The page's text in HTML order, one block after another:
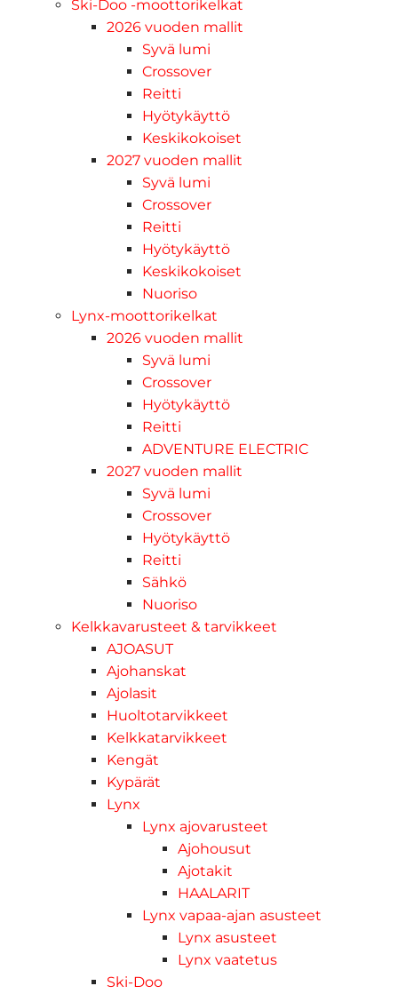
Ski-Doo -moottorikelkat
2026 vuoden mallit
Syvä lumi
Crossover
Reitti
Hyötykäyttö
Keskikokoiset
2027 vuoden mallit
Syvä lumi
Crossover
Reitti
Hyötykäyttö
Keskikokoiset
Nuoriso
Lynx-moottorikelkat
2026 vuoden mallit
Syvä lumi
Crossover
Hyötykäyttö
Reitti
ADVENTURE ELECTRIC
2027 vuoden mallit
Syvä lumi
Crossover
Hyötykäyttö
Reitti
Sähkö
Nuoriso
Kelkkavarusteet & tarvikkeet
AJOASUT
Ajohanskat
Ajolasit
Huoltotarvikkeet
Kelkkatarvikkeet
Kengät
Kypärät
Lynx
Lynx ajovarusteet
Ajohousut
Ajotakit
HAALARIT
Lynx vapaa-ajan asusteet
Lynx asusteet
Lynx vaatetus
Ski-Doo